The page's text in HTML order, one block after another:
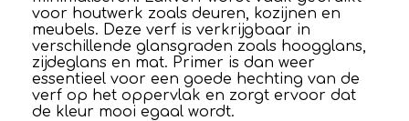
voor houtwerk zoals deuren, kozijnen en
meubels. Deze verf is verkrijgbaar in
verschillende glansgraden zoals hoogglans,
zijdeglans en mat. Primer is dan weer
essentieel voor een goede hechting van de
verf op het oppervlak en zorgt ervoor dat
de kleur mooi egaal wordt.